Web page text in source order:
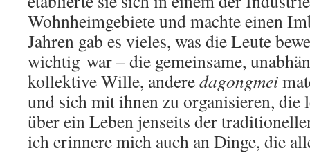
Wohnheimgebiete und machte einen
Jahren gab es vieles, was die Leute
wichtig war – die gemeinsame,
kollektive Wille, anderedagongmei
und sich mit ihnen zu organisieren, die
über ein Leben jenseits der
ich erinnere mich auch an Dinge, die